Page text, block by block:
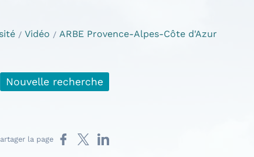
Vidéo ARBE Provence-Alpes-Côte d'Azur
Nouvelle recherche
la page Partager sur Facebook
Partager sur X
Partager sur LinkedIn